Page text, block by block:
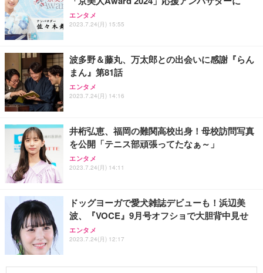
エンタメ
2023.7.24(月) 15:55
波多野＆藤丸、万太郎との出会いに感謝『らん
まん』第81話
エンタメ
2023.7.24(月) 14:16
井桁弘恵、福岡の難関高校出身！母校訪問写真
を公開「テニス部頑張ってたなぁ～」
エンタメ
2023.7.24(月) 14:11
ドッグヨーガで愛犬雑誌デビューも！浜辺美
波、『VOCE』9月号オフショで大胆背中見せ
エンタメ
2023.7.24(月) 12:17